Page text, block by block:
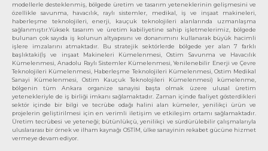
modellerle desteklenmiş, bölgede üretim ve tasarım yeteneklerinin gelişmesini ve
özellikle savunma, havacılık, raylı sistemler, medikal, iş ve inşaat makineleri,
haberleşme teknolojileri, enerji, kauçuk teknolojileri alanlarında uzmanlaşma
sağlanmıştır.Yüksek tasarım ve üretim kabiliyetine sahip işletmelerimiz, bölgede
bulunan çok sayıda iş kolunun altyapısını ve donanımını kullanarak büyük hacimli
işlere imzalarını atmaktadır. Bu stratejik sektörlerde bölgede yer alan 7 farklı
başlıktaki(İş ve inşaat Makineleri Kümelenmesi, Ostim Savunma ve Havacılık
Kümelenmesi, Anadolu Raylı Sistemler Kümelenmesi, Yenilenebilir Enerji ve Çevre
Teknolojileri Kümelenmesi, Haberleşme Teknolojileri Kümelenmesi, Ostim Medikal
Sanayi Kümelenmesi, Ostim Kauçuk Teknolojileri Kümelenmesi) kümelenme,
bölgenin tüm Ankara organize sanayisi başta olmak üzere ulusal üretim
yetenekleriyle de iş birliği imkanı sağlamaktadır. Zaman içinde faaliyet gösterdikleri
sektör içinde bir bilgi ve tecrübe odağı halini alan kümeler, yenilikçi ürün ve
projelerin geliştirilmesi için en verimli iletişim ve etkileşim ortamı sağlamaktadır.
Üretim tecrübesi ve yeteneği; bütünlükçü, yenilikçi ve sürdürülebilir çalışmalarıyla
uluslararası bir örnek ve ilham kaynağı OSTİM, ülke sanayinin rekabet gücüne hizmet
vermeye devam ediyor.